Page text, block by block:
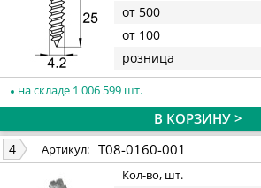
от 500
от 100
розница
на складе 1 006 599 шт.
В КОРЗИНУ >
4 Артикул: T08-0160-001
Кол-во, шт.